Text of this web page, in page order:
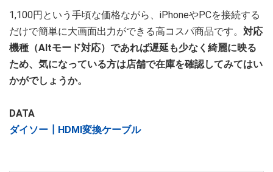
1,100円という手頃な価格ながら、iPhoneやPCを接続する
だけで簡単に大画面出力ができる高コスパ商品です。 対応
機種（Altモード対応）であれば遅延も少なく綺麗に映る
ため、気になっている方は店舗で在庫を確認してみてはい
かがでしょうか。
DATA
ダイソー┃HDMI変換ケーブル